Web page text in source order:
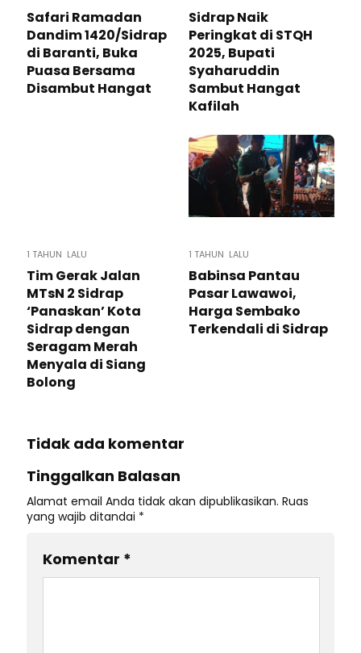
Safari Ramadan
Dandim 1420/Sidrap
di Baranti, Buka
Puasa Bersama
Disambut Hangat
Sidrap Naik
Peringkat di STQH
2025, Bupati
Syaharuddin
Sambut Hangat
Kafilah
1 TAHUN LALU
Tim Gerak Jalan
MTsN 2 Sidrap
‘Panaskan’ Kota
Sidrap dengan
Seragam Merah
Menyala di Siang
Bolong
1 TAHUN LALU
Babinsa Pantau
Pasar Lawawoi,
Harga Sembako
Terkendali di Sidrap
Tidak ada komentar
Tinggalkan Balasan
Alamat email Anda tidak akan dipublikasikan. Ruas
yang wajib ditandai *
Komentar *